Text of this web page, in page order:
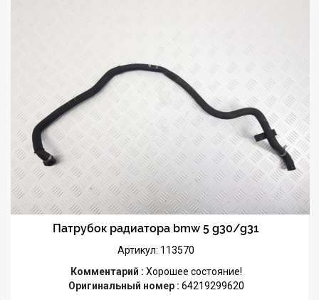
Патрубок радиатора bmw 5 g30/g31
Артикул: 113570
Комментарий : Хорошее состояние!
Оригинальный номер : 64219299620